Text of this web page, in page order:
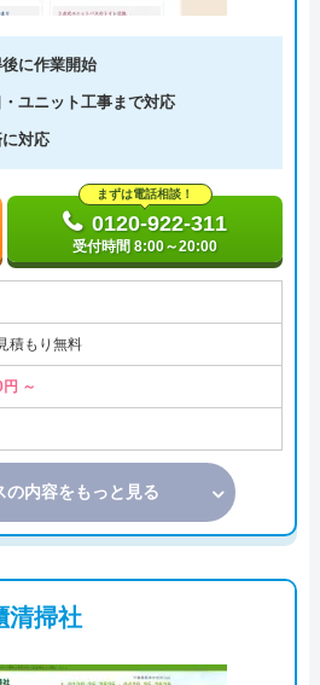
に作業開始
ユニット工事まで対応
対応
まずは電話相談！
0120-922-311
受付時間 8:00～20:00
積もり無料
～
の内容をもっと見る
清掃社